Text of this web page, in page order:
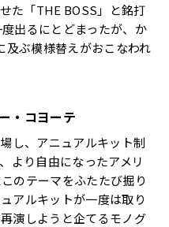
た「THE BOSS」
と銘打
出るにとどまったが、 か
及ぶ模様替えがおこなわれ
・コヨーテ
し、 アニュアルキット制
より自由になったアメリ
のテーマをふたたび掘り
アルキットが一度は取り
演しようと企てるモノグ